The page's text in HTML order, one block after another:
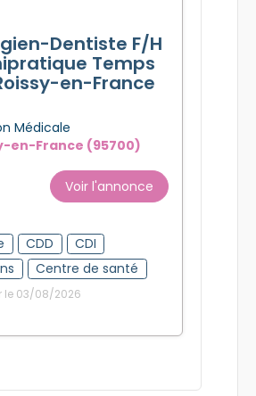
Dentiste F/H
Temps
en-France
Médicale
en-France (95700)
Voir l'annonce
CDD
CDI
Centre de santé
le 03/08/2026